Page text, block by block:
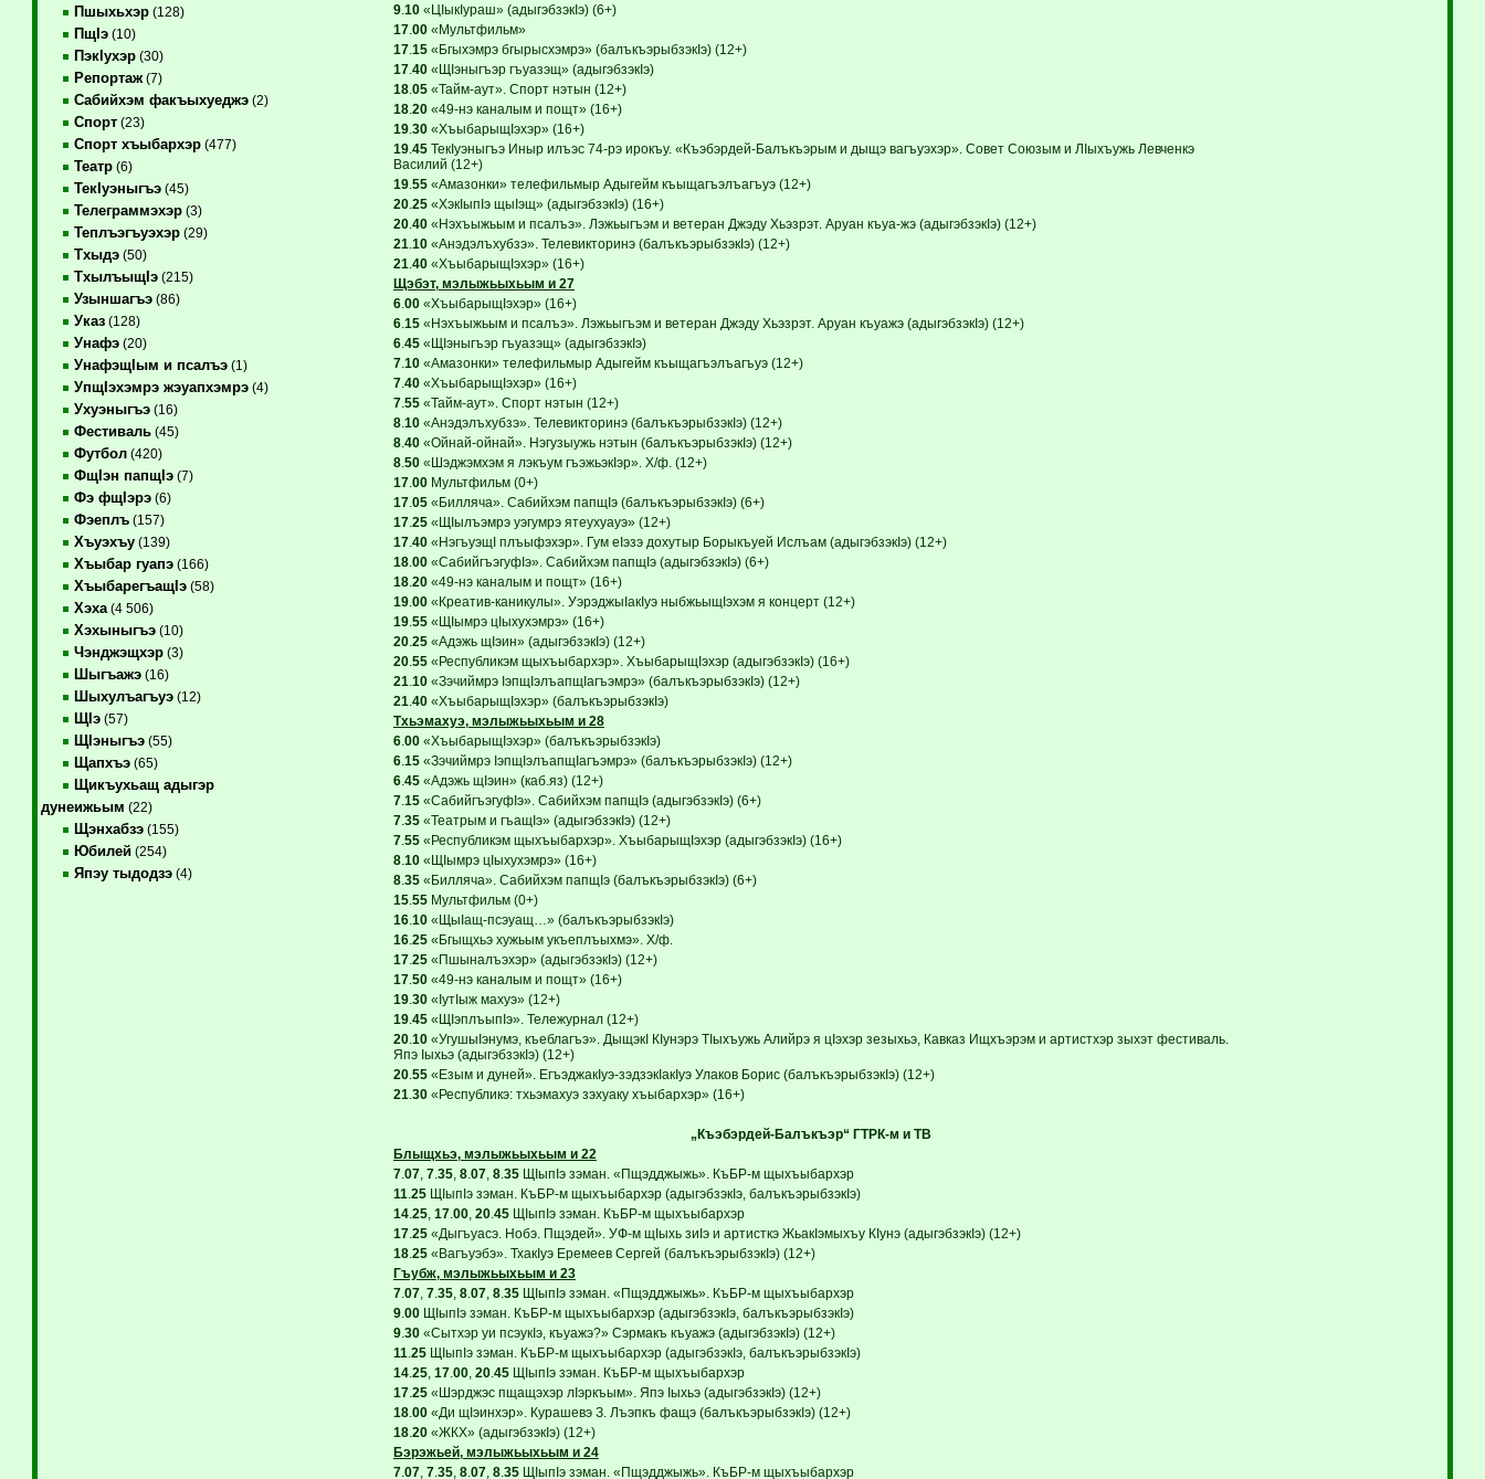
Пшыхьхэр(128)
ПщIэ(10)
ПэкIухэр(30)
Репортаж(7)
Сабийхэм факъыхуеджэ(2)
Спорт(23)
Спорт хъыбархэр(477)
Театр(6)
ТекIуэныгъэ(45)
Телеграммэхэр(3)
Теплъэгъуэхэр(29)
Тхыдэ(50)
ТхылъыщIэ(215)
Узыншагъэ(86)
Указ(128)
Унафэ(20)
УнафэщIым и псалъэ(1)
УпщIэхэмрэ жэуапхэмрэ(4)
Ухуэныгъэ(16)
Фестиваль(45)
Футбол(420)
ФщIэн папщIэ(7)
Фэ фщIэрэ(6)
Фэеплъ(157)
Хъуэхъу(139)
Хъыбар гуапэ(166)
ХъыбарегъащIэ(58)
Хэха(4 506)
Хэхыныгъэ(10)
Чэнджэщхэр(3)
Шыгъажэ(16)
Шыхулъагъуэ(12)
ЩIэ(57)
ЩIэныгъэ(55)
Щапхъэ(65)
Щикъухьащ адыгэр
дунеижьым (22)
Щэнхабзэ(155)
Юбилей(254)
Япэу тыдодзэ(4)
9. 10«ЦIыкIураш» (адыгэбзэкIэ) (6+)
17. 00«Мультфильм»
17. 15«Бгыхэмрэ бгырысхэмрэ» (балъкъэрыбзэкIэ) (12+)
17. 40«ЩIэныгъэр гъуазэщ» (адыгэбзэкIэ)
18. 05«Тайм-аут». Спорт нэтын (12+)
18. 20«49-нэ каналым и пощт» (16+)
19. 30«ХъыбарыщIэхэр» (16+)
19. 45ТекIуэныгъэ Иныр илъэс 74-рэ ирокъу. «Къэбэрдей-Балъкъэрым и дыщэ вагъуэхэр». Совет Союзым и ЛIыхъужь Левченкэ
Василий (12+)
19. 55«Амазонки» телефильмыр Адыгейм къыщагъэлъагъуэ (12+)
20. 25«ХэкIыпIэ щыIэщ» (адыгэбзэкIэ) (16+)
20. 40«Нэхъыжьым и псалъэ». Лэжьыгъэм и ветеран Джэду Хьэзрэт. Аруан къуа-жэ (адыгэбзэкIэ) (12+)
21 10«Анэдэлъхубзэ». Телевикторинэ (балъкъэрыбзэкIэ) (12+)
21 40«ХъыбарыщIэхэр» (16+)
Щэбэт, мэлыжьыхьым и 27
6. 00«ХъыбарыщIэхэр» (16+)
6. 15«Нэхъыжьым и псалъэ». Лэжьыгъэм и ветеран Джэду Хьэзрэт. Аруан къуажэ (адыгэбзэкIэ) (12+)
6. 45«ЩIэныгъэр гъуазэщ» (адыгэбзэкIэ)
7. 10«Амазонки» телефильмыр Адыгейм къыщагъэлъагъуэ (12+)
7. 40«ХъыбарыщIэхэр» (16+)
7. 55«Тайм-аут». Спорт нэтын (12+)
8. 10«Анэдэлъхубзэ». Телевикторинэ (балъкъэрыбзэкIэ) (12+)
8. 40«Ойнай-ойнай». Нэгузыужь нэтын (балъкъэрыбзэкIэ) (12+)
8. 50«Шэджэмхэм я лэкъум гъэжьэкIэр». Х/ф. (12+)
17. 00Мультфильм (0+)
17. 05«Билляча». Сабийхэм папщIэ (балъкъэрыбзэкIэ) (6+)
17. 25«ЩIылъэмрэ уэгумрэ ятеухуауэ» (12+)
17. 40«НэгъуэщI плъыфэхэр». Гум еIэзэ дохутыр Борыкъуей Ислъам (адыгэбзэкIэ) (12+)
18. 00«СабийгъэгуфIэ». Сабийхэм папщIэ (адыгэбзэкIэ) (6+)
18. 20«49-нэ каналым и пощт» (16+)
19. 00«Креатив-каникулы». УэрэджыIакIуэ ныбжьыщIэхэм я концерт (12+)
19. 55«ЩIымрэ цIыхухэмрэ» (16+)
20. 25«Адэжь щIэин» (адыгэбзэкIэ) (12+)
20. 55«Республикэм щыхъыбархэр». ХъыбарыщIэхэр (адыгэбзэкIэ) (16+)
21 10«Зэчиймрэ IэпщIэлъапщIагъэмрэ» (балъкъэрыбзэкIэ) (12+)
21 40«ХъыбарыщIэхэр» (балъкъэрыбзэкIэ)
Тхьэмахуэ, мэлыжьыхьым и 28
6. 00«ХъыбарыщIэхэр» (балъкъэрыбзэкIэ)
6. 15«Зэчиймрэ IэпщIэлъапщIагъэмрэ» (балъкъэрыбзэкIэ) (12+)
6. 45«Адэжь щIэин» (каб.яз) (12+)
7. 15«СабийгъэгуфIэ». Сабийхэм папщIэ (адыгэбзэкIэ) (6+)
7. 35«Театрым и гъащIэ» (адыгэбзэкIэ) (12+)
7. 55«Республикэм щыхъыбархэр». ХъыбарыщIэхэр (адыгэбзэкIэ) (16+)
8. 10«ЩIымрэ цIыхухэмрэ» (16+)
8. 35«Билляча». Сабийхэм папщIэ (балъкъэрыбзэкIэ) (6+)
15. 55Мультфильм (0+)
16. 10«ЩыIащ-псэуащ…» (балъкъэрыбзэкIэ)
16. 25«Бгыщхьэ хужьым укъеплъыхмэ». Х/ф.
17. 25«Пшыналъэхэр» (адыгэбзэкIэ) (12+)
17. 50«49-нэ каналым и пощт» (16+)
19. 30«IутIыж махуэ» (12+)
19. 45«ЩIэплъыпIэ». Тележурнал (12+)
20. 10«УгушыIэнумэ, къеблагъэ». ДыщэкI КIунэрэ ТIыхъужь Алийрэ я цIэхэр зезыхьэ, Кавказ Ищхъэрэм и артистхэр зыхэт фестиваль.
Япэ Iыхьэ (адыгэбзэкIэ) (12+)
20. 55«Езым и дуней». ЕгъэджакIуэ-зэдзэкIакIуэ Улаков Борис (балъкъэрыбзэкIэ) (12+)
21 30«Республикэ: тхьэмахуэ зэхуаку хъыбархэр» (16+)
„Къэбэрдей-Балъкъэр“ ГТРК-м и ТВ
Блыщхьэ, мэлыжьыхьым и 22
7. 07, 7. 35, 8. 07, 8. 35ЩIыпIэ зэман. «Пщэдджыжь». КъБР-м щыхъыбархэр
11 25ЩIыпIэ зэман. КъБР-м щыхъыбархэр (адыгэбзэкIэ, балъкъэрыбзэкIэ)
14. 25, 17. 00, 20. 45ЩIыпIэ зэман. КъБР-м щыхъыбархэр
17. 25«Дыгъуасэ. Нобэ. Пщэдей». УФ-м щIыхь зиIэ и артисткэ ЖьакIэмыхъу КIунэ (адыгэбзэкIэ) (12+)
18. 25«Вагъуэбэ». ТхакIуэ Еремеев Сергей (балъкъэрыбзэкIэ) (12+)
Гъубж, мэлыжьыхьым и 23
7. 07, 7. 35, 8. 07, 8. 35ЩIыпIэ зэман. «Пщэдджыжь». КъБР-м щыхъыбархэр
9. 00ЩIыпIэ зэман. КъБР-м щыхъыбархэр (адыгэбзэкIэ, балъкъэрыбзэкIэ)
9. 30«Сытхэр уи псэукIэ, къуажэ?» Сэрмакъ къуажэ (адыгэбзэкIэ) (12+)
11 25ЩIыпIэ зэман. КъБР-м щыхъыбархэр (адыгэбзэкIэ, балъкъэрыбзэкIэ)
14. 25, 17. 00, 20. 45ЩIыпIэ зэман. КъБР-м щыхъыбархэр
17. 25«Шэрджэс пщащэхэр лIэркъым». Япэ Iыхьэ (адыгэбзэкIэ) (12+)
18. 00«Ди щIэинхэр». Курашевэ З. Лъэпкъ фащэ (балъкъэрыбзэкIэ) (12+)
18. 20«ЖКХ» (адыгэбзэкIэ) (12+)
Бэрэжьей, мэлыжьыхьым и 24
7. 07, 7. 35, 8. 07, 8. 35ЩIыпIэ зэман. «Пщэдджыжь». КъБР-м щыхъыбархэр